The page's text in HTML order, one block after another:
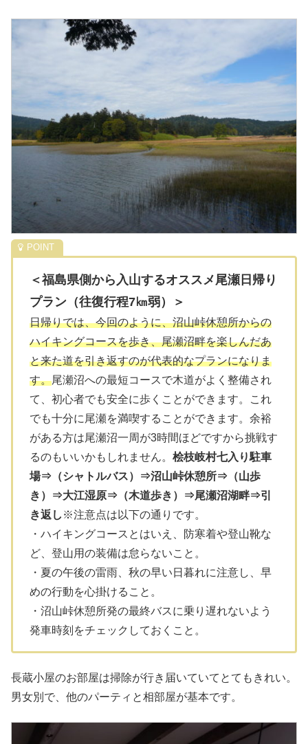
＜福島県側から入山するオススメ尾瀬日帰り
プラン（往復行程7㎞弱）＞
日帰りでは、今回のように、沼山峠休憩所からの
ハイキングコースを歩き、尾瀬沼畔を楽しんだあ
と来た道を引き返すのが代表的なプランになりま
す。尾瀬沼への最短コースで木道がよく整備され
て、初心者でも安全に歩くことができます。これ
でも十分に尾瀬を満喫することができます。余裕
がある方は尾瀬沼一周が3時間ほどですから挑戦す
るのもいいかもしれません。 桧枝岐村七入り駐車
場⇒（シャトルバス）⇒沼山峠休憩所⇒（山歩
き）⇒大江湿原⇒（木道歩き）⇒尾瀬沼湖畔⇒引
き返し ※注意点は以下の通りです。
・ハイキングコースとはいえ、防寒着や登山靴な
ど、登山用の装備は怠らないこと。
・夏の午後の雷雨、秋の早い日暮れに注意し、早
めの行動を心掛けること。
・沼山峠休憩所発の最終バスに乗り遅れないよう
発車時刻をチェックしておくこと。
長蔵小屋のお部屋は掃除が行き届いていてとてもきれい。
男女別で、他のパーティと相部屋が基本です。